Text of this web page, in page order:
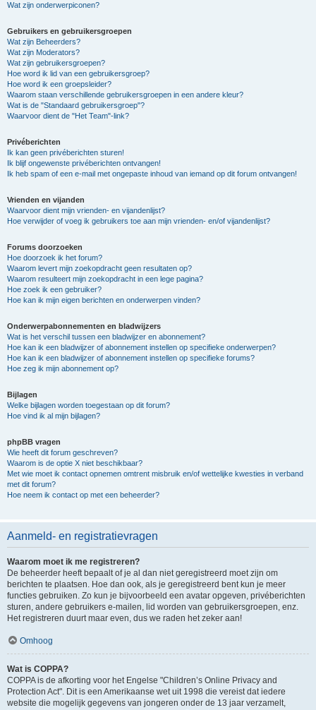
Wat zijn onderwerpiconen?
Gebruikers en gebruikersgroepen
Wat zijn Beheerders?
Wat zijn Moderators?
Wat zijn gebruikersgroepen?
Hoe word ik lid van een gebruikersgroep?
Hoe word ik een groepsleider?
Waarom staan verschillende gebruikersgroepen in een andere kleur?
Wat is de "Standaard gebruikersgroep"?
Waarvoor dient de "Het Team"-link?
Privéberichten
Ik kan geen privéberichten sturen!
Ik blijf ongewenste privéberichten ontvangen!
Ik heb spam of een e-mail met ongepaste inhoud van iemand op dit forum ontvangen!
Vrienden en vijanden
Waarvoor dient mijn vrienden- en vijandenlijst?
Hoe verwijder of voeg ik gebruikers toe aan mijn vrienden- en/of vijandenlijst?
Forums doorzoeken
Hoe doorzoek ik het forum?
Waarom levert mijn zoekopdracht geen resultaten op?
Waarom resulteert mijn zoekopdracht in een lege pagina?
Hoe zoek ik een gebruiker?
Hoe kan ik mijn eigen berichten en onderwerpen vinden?
Onderwerpabonnementen en bladwijzers
Wat is het verschil tussen een bladwijzer en abonnement?
Hoe kan ik een bladwijzer of abonnement instellen op specifieke onderwerpen?
Hoe kan ik een bladwijzer of abonnement instellen op specifieke forums?
Hoe zeg ik mijn abonnement op?
Bijlagen
Welke bijlagen worden toegestaan op dit forum?
Hoe vind ik al mijn bijlagen?
phpBB vragen
Wie heeft dit forum geschreven?
Waarom is de optie X niet beschikbaar?
Met wie moet ik contact opnemen omtrent misbruik en/of wettelijke kwesties in verband
met dit forum?
Hoe neem ik contact op met een beheerder?
Aanmeld- en registratievragen
Waarom moet ik me registreren?
De beheerder heeft bepaalt of je al dan niet geregistreerd moet zijn om
berichten te plaatsen. Hoe dan ook, als je geregistreerd bent kun je meer
functies gebruiken. Zo kun je bijvoorbeeld een avatar opgeven, privéberichten
sturen, andere gebruikers e-mailen, lid worden van gebruikersgroepen, enz.
Het registreren duurt maar even, dus we raden het zeker aan!
Omhoog
Wat is COPPA?
COPPA is de afkorting voor het Engelse "Children’s Online Privacy and
Protection Act". Dit is een Amerikaanse wet uit 1998 die vereist dat iedere
website die mogelijk gegevens van jongeren onder de 13 jaar verzamelt,